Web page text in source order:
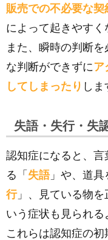
販売での不必要な契
によって起きやすく
また、瞬時の判断
な判断ができずにア
してしまったり しま
失語・失行・失
認知症になると、
る「 失語」や、道具
行」、見ている物を
いう症状も見られる
これらは認知症の